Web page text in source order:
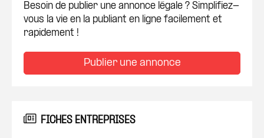
Besoin de publier une annonce légale ? Simplifiez-
vous la vie en la publiant en ligne facilement et
rapidement !
Publier une annonce
FICHES ENTREPRISES